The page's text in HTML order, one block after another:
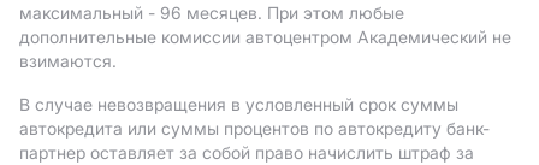
максимальный - 96 месяцев. При этом любые
дополнительные комиссии автоцентром Академический не
взимаются.
В случае невозвращения в условленный срок суммы
автокредита или суммы процентов по автокредиту банк-
партнер оставляет за собой право начислить штраф за